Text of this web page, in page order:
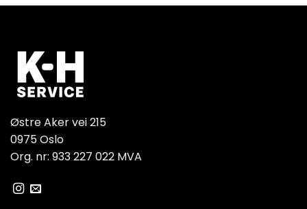
Østre Aker vei 215
0975 Oslo
Org. nr: 933 227 022 MVA